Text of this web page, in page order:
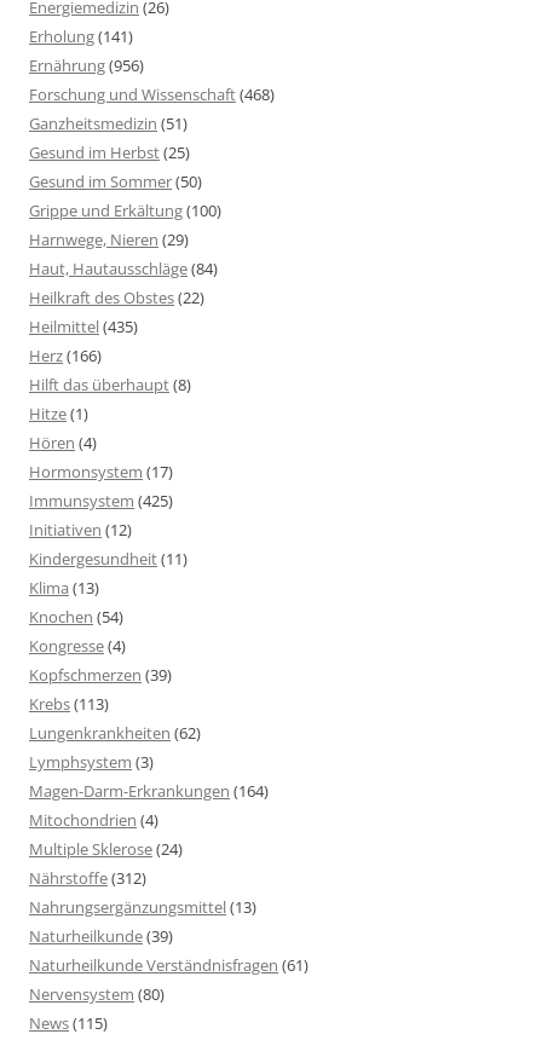
Energiemedizin (26)
Erholung(141)
Ernährung(956)
Forschung und Wissenschaft(468)
Ganzheitsmedizin (51)
Gesund im Herbst(25)
Gesund im Sommer(50)
Grippe und Erkältung(100)
Harnwege, Nieren (29)
Haut, Hautausschläge(84)
Heilkraft des Obstes(22)
Heilmittel(435)
Herz(166)
Hilft das überhaupt(8)
Hitze(1)
Hören (4)
Hormonsystem (17)
Immunsystem (425)
Initiativen (12)
Kindergesundheit(11)
Klima (13)
Knochen (54)
Kongresse(4)
Kopfschmerzen (39)
Krebs(113)
Lungenkrankheiten (62)
Lymphsystem (3)
Magen-Darm-Erkrankungen (164)
Mitochondrien (4)
Multiple Sklerose(24)
Nährstoffe(312)
Nahrungsergänzungsmittel(13)
Naturheilkunde(39)
Naturheilkunde Verständnisfragen (61)
Nervensystem (80)
News(115)